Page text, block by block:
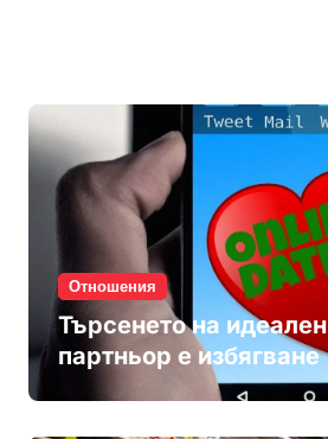
Отношения
Търсенето на идеален
партньор е избягване